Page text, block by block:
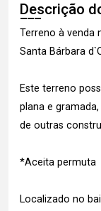
Descrição
Terreno à venda
Santa Bárbara
Este terreno
plana e
de outras
*Aceita permuta
Localizado no